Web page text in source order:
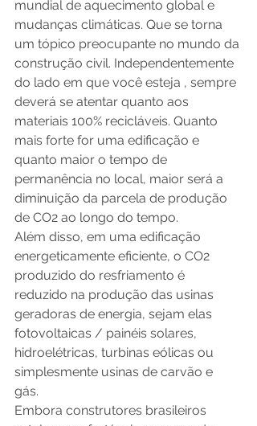
mundial de aquecimento global e
mudanças climáticas. Que se torna
um tópico preocupante no mundo da
construção civil. Independentemente
do lado em que você esteja , sempre
deverá se atentar quanto aos
materiais 100% recicláveis. Quanto
mais forte for uma edificação e
quanto maior o tempo de
permanência no local, maior será a
diminuição da parcela de produção
de CO2 ao longo do tempo.
Além disso, em uma edificação
energeticamente eficiente, o CO2
produzido do resfriamento é
reduzido na produção das usinas
geradoras de energia, sejam elas
fotovoltaicas / painéis solares,
hidroelétricas, turbinas eólicas ou
simplesmente usinas de carvão e
gás.
Embora construtores brasileiros